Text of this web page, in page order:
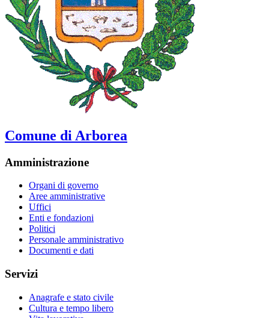
Comune di Arborea
Amministrazione
Organi di governo
Aree amministrative
Uffici
Enti e fondazioni
Politici
Personale amministrativo
Documenti e dati
Servizi
Anagrafe e stato civile
Cultura e tempo libero